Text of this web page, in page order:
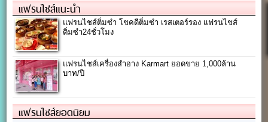
แฟรนไชส์แนะนำ
แฟรนไชส์ติ่มซำ โชคดีติ่มซำ เรสเตอร์รอง แฟรนไชส์
ติ่มซำ24ชั่วโมง
แฟรนไชส์เครื่องสำอาง Karmart ยอดขาย 1,000ล้าน
บาท/ปี
แฟรนไชส์ยอดนิยม